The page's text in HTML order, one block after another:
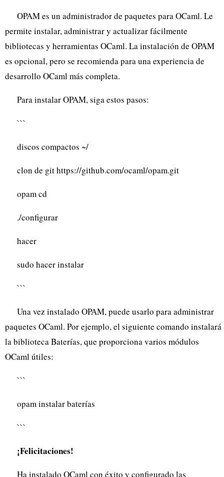
OPAM es un administrador de paquetes para OCaml. Le
permite instalar, administrar y actualizar fácilmente
bibliotecas y herramientas OCaml. La instalación de OPAM
es opcional, pero se recomienda para una experiencia de
desarrollo OCaml más completa.
Para instalar OPAM, siga estos pasos:
```
discos compactos ~/
clon de git https://github.com/ocaml/opam.git
opam cd
./configurar
hacer
sudo hacer instalar
```
Una vez instalado OPAM, puede usarlo para administrar
paquetes OCaml. Por ejemplo, el siguiente comando instalará
la biblioteca Baterías, que proporciona varios módulos
OCaml útiles:
```
opam instalar baterías
```
¡Felicitaciones!
Ha instalado OCaml con éxito y configurado las